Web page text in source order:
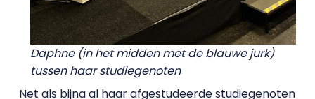
Daphne (in het midden met de blauwe jurk)
tussen haar studiegenoten
Net als bijna al haar afgestudeerde studiegenoten